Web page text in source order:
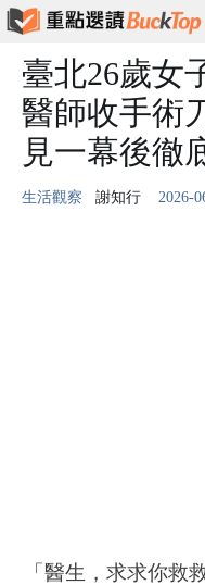
情緒與心理 工
臺北26歲女
醫師收手術
見一幕後徹
生活觀察 謝知行 2026-
「醫生，求求你救